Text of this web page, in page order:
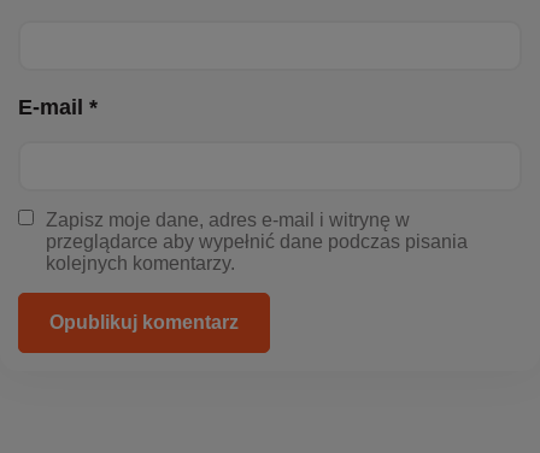
E-mail *
Zapisz moje dane, adres e-mail i witrynę w
przeglądarce aby wypełnić dane podczas pisania
kolejnych komentarzy.
Opublikuj komentarz